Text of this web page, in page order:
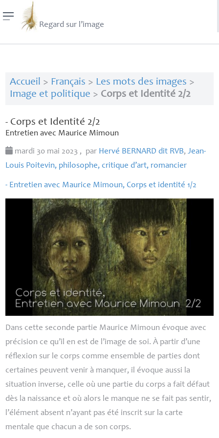
Regard sur l’image
Accueil > Français > Les mots des images >
Image et politique > Corps et Identité 2/2
- Corps et Identité 2/2
Entretien avec Maurice Mimoun
mardi 30 mai 2023 , par Hervé BERNARD dit RVB,Jean-
Louis Poitevin, philosophe, critique d’art, romancier
- Entretien avec Maurice Mimoun, Corps et identité 1/2
Dans cette seconde partie Maurice Mimoun évoque avec
précision ce qu’il en est de l’image de soi. À partir d’une
réflexion sur le corps comme ensemble de parties dont
certaines peuvent venir à manquer, il évoque aussi la
situation inverse, celle où une partie du corps a fait défaut
dès la naissance et où alors le manque ne se fait pas sentir,
l’élément absent n’ayant pas été inscrit sur la carte
mentale que chacun a de son corps.